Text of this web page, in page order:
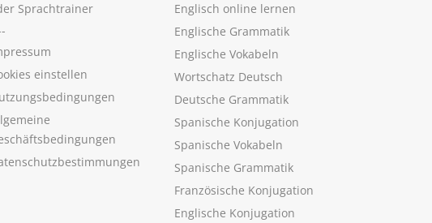
Sprachtrainer
einstellen
Englisch online lernen
Englische Grammatik
Englische Vokabeln
Wortschatz Deutsch
Deutsche Grammatik
Spanische Konjugation
Spanische Vokabeln
Spanische Grammatik
Französische Konjugation
Englische Konjugation